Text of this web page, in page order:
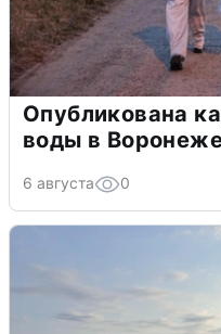
Опубликована
воды в
6 августа 0